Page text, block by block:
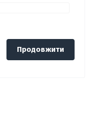
Продовжити